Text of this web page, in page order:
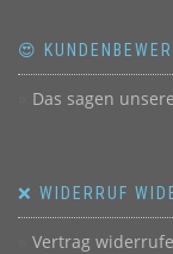
😍
Das sagen
❌ WIDERRUF
Vertrag